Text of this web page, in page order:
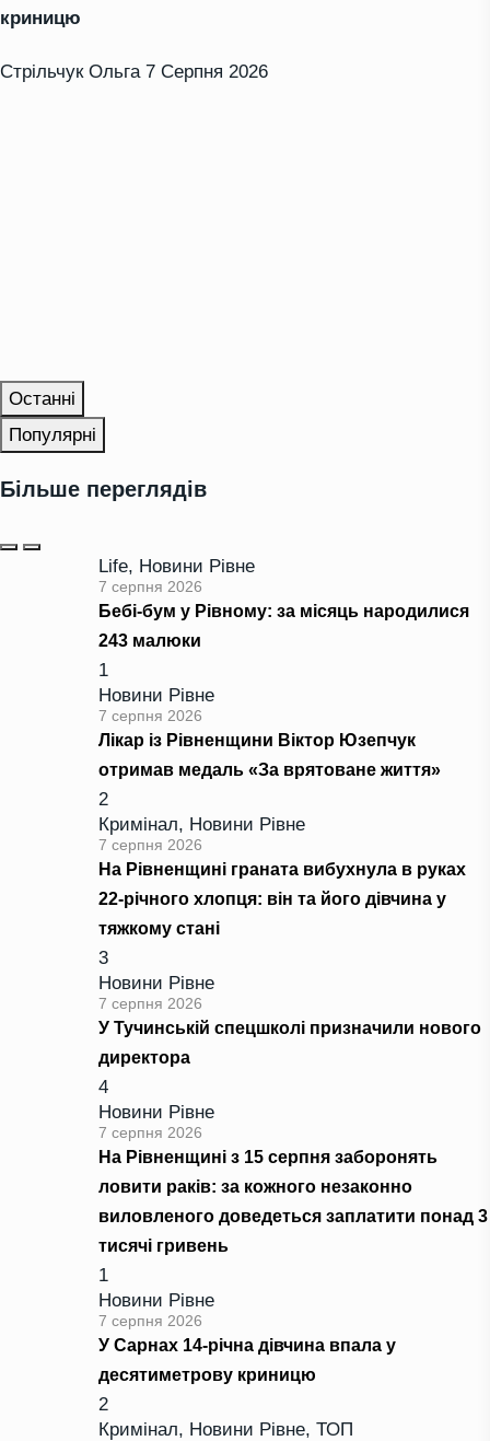
криницю
Стрільчук Ольга 7 Серпня 2026
Останні
Популярні
Більше переглядів
Life, Новини Рівне
7 серпня 2026
Бебі-бум у Рівному: за місяць народилися
243 малюки
1
Новини Рівне
7 серпня 2026
Лікар із Рівненщини Віктор Юзепчук
отримав медаль «За врятоване життя»
2
Кримінал, Новини Рівне
7 серпня 2026
На Рівненщині граната вибухнула в руках
22-річного хлопця: він та його дівчина у
тяжкому стані
3
Новини Рівне
7 серпня 2026
У Тучинській спецшколі призначили нового
директора
4
Новини Рівне
7 серпня 2026
На Рівненщині з 15 серпня заборонять
ловити раків: за кожного незаконно
виловленого доведеться заплатити понад 3
тисячі гривень
1
Новини Рівне
7 серпня 2026
У Сарнах 14-річна дівчина впала у
десятиметрову криницю
2
Кримінал, Новини Рівне, ТОП